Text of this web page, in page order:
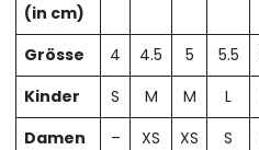
(in cm)
Grösse 4 4.5 5 5.5
Kinder
S M M L
Damen
– XS XS S